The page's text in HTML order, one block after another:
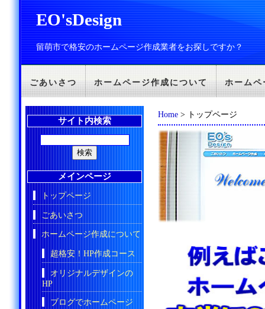
EO'sDesign
留萌市で格安のホームページ作成業者をお探しですか？
ごあいさつ ホームページ作成について ホームペ
Home > トップページ
サイト内検索
メインページ
トップページ
ごあいさつ
ホームページ作成について
超格安！HP作成コース
オリジナルデザインの
HP
ブログでホームページ